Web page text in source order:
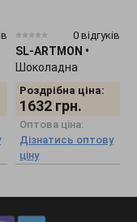
0 відгуків
SL-ARTMON •
Шоколадна
сорочка з шовку
590.2
Роздрібна ціна:
1632 грн.
Оптова ціна:
Дізнатись оптову
ціну